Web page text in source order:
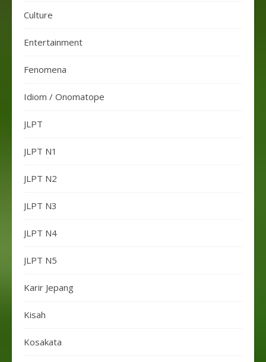
Culture
Entertainment
Fenomena
Idiom / Onomatope
JLPT
JLPT N1
JLPT N2
JLPT N3
JLPT N4
JLPT N5
Karir Jepang
Kisah
Kosakata